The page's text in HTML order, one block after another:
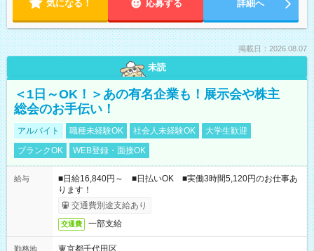
気になる！ 応募する 詳細へ
掲載日：2026.08.07
未読
＜1日～OK！＞あの有名企業も！展示会や株主
総会のお手伝い！
アルバイト 職種未経験OK 社会人未経験OK
大学生歓迎
ブランクOK
WEB登録・面接OK
給与
■日給16,840円～ ■日払いOK ■実働3時間5,120円のお仕事あ
ります！
交通費別途支給あり
交通費 一部支給
勤務地
東京都千代田区